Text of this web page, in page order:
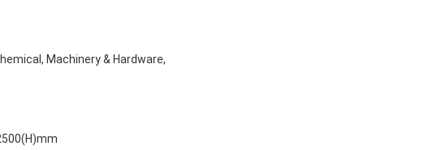
Machinery & Hardware,